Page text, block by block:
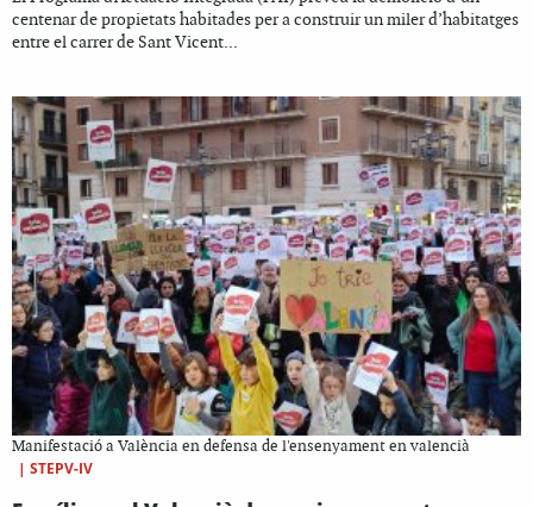
centenar de propietats habitades per a construir un miler d’habitatges
entre el carrer de Sant Vicent...
Manifestació a València en defensa de l'ensenyament en valencià
| STEPV-IV